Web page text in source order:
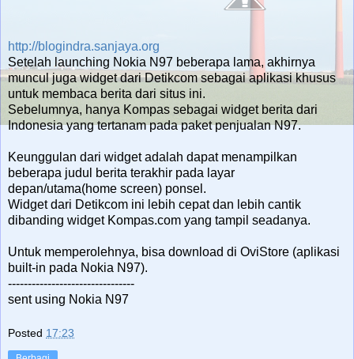
http://blogindra.sanjaya.org
Setelah launching Nokia N97 beberapa lama, akhirnya
muncul juga widget dari Detikcom sebagai aplikasi khusus
untuk membaca berita dari situs ini.
Sebelumnya, hanya Kompas sebagai widget berita dari
Indonesia yang tertanam pada paket penjualan N97.
Keunggulan dari widget adalah dapat menampilkan
beberapa judul berita terakhir pada layar
depan/utama(home screen) ponsel.
Widget dari Detikcom ini lebih cepat dan lebih cantik
dibanding widget Kompas.com yang tampil seadanya.
Untuk memperolehnya, bisa download di OviStore (aplikasi
built-in pada Nokia N97).
--------------------------------
sent using Nokia N97
Posted 17:23